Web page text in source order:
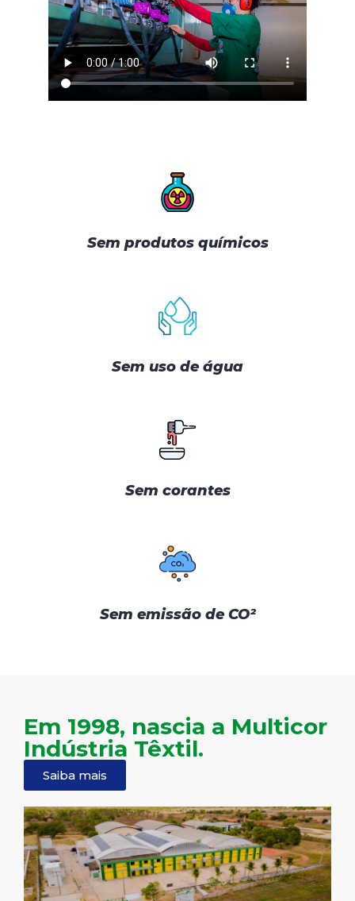
Sem produtos químicos
Sem uso de água
Sem corantes
Sem emissão de CO²
Em 1998, nascia a Multicor
Indústria Têxtil.
Saiba mais